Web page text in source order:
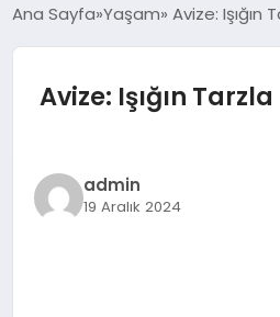
TEKNOLOJI
EKONOMI
MAGAZIN
Ana Sayfa Yaşam Avize: Işığın
Avize: Işığın Tarzla
admin
19 Aralık 2024